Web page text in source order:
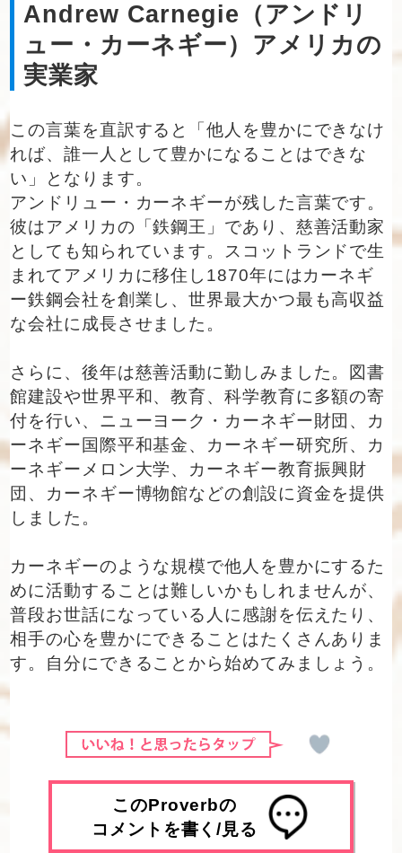
Andrew Carnegie（アンドリ
ュー・カーネギー）アメリカの
実業家
この言葉を直訳すると「他人を豊かにできなけ
れば、誰一人として豊かになることはできな
い」となります。
アンドリュー・カーネギーが残した言葉です。
彼はアメリカの「鉄鋼王」であり、慈善活動家
としても知られています。スコットランドで生
まれてアメリカに移住し1870年にはカーネギ
ー鉄鋼会社を創業し、世界最大かつ最も高収益
な会社に成長させました。
さらに、後年は慈善活動に勤しみました。図書
館建設や世界平和、教育、科学教育に多額の寄
付を行い、ニューヨーク・カーネギー財団、カ
ーネギー国際平和基金、カーネギー研究所、カ
ーネギーメロン大学、カーネギー教育振興財
団、カーネギー博物館などの創設に資金を提供
しました。
カーネギーのような規模で他人を豊かにするた
めに活動することは難しいかもしれませんが、
普段お世話になっている人に感謝を伝えたり、
相手の心を豊かにできることはたくさんありま
す。自分にできることから始めてみましょう。
このProverbの
コメントを書く/見る